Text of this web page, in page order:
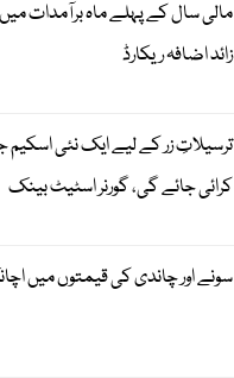
زائد اضافہ ریکارڈ
ترسیلاتِ زر کے لیے ایک نئی اسکیم
کرائی جائے گی، گورنر اسٹیٹ بینک
سونے اور چاندی کی قیمتوں میں